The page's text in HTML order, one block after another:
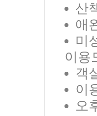
산
애
미
이용
객
이
오